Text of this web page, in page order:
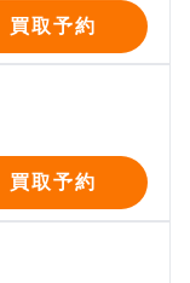
買取予約
買取予約